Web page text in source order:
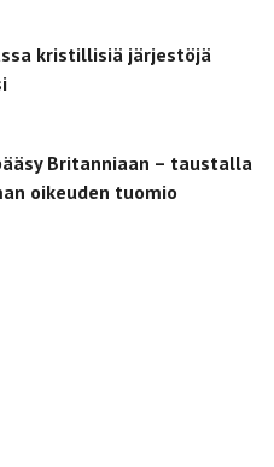
kristillisiä järjestöjä
Britanniaan – taustalla
oikeuden tuomio